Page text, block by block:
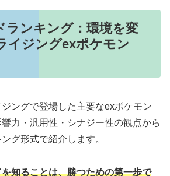
ランキング：環境を変
イジングexポケモン
ングで登場した主要なexポケモン
力・汎用性・シナジー性の観点から
グ形式で紹介します。
知ることは、勝つための第一歩で